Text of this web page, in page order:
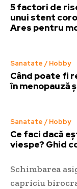
5 factori de
unui stent
Ares pentru
Sanatate / Hobby
Când poate fi
în menopauză
Sanatate / Hobby
Ce faci dacă
viespe? Ghid
Schimbarea
capriciu